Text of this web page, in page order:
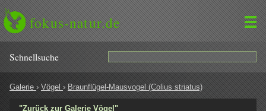
fokus-natur.de
Schnell­suche
Galerie › Vögel › Braunflügel-Mausvogel (Colius striatus)
"Zurück zur Galerie Vögel"